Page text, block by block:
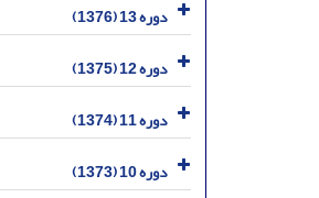
دوره 13 (1376)
دوره 12 (1375)
دوره 11 (1374)
دوره 10 (1373)